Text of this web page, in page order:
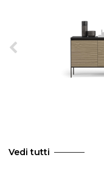
Vedi tutti